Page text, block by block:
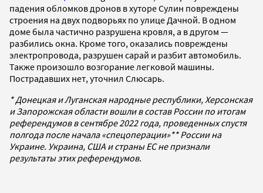
падения обломков дронов в хуторе Сулин повреждены
строения на двух подворьях по улице Дачной. В одном
доме была частично разрушена кровля, а в другом —
разбились окна. Кроме того, оказались повреждены
электропровода, разрушен сарай и разбит автомобиль.
Также произошло возгорание легковой машины.
Пострадавших нет, уточнил Слюсарь.
* Донецкая и Луганская народные республики, Херсонская
и Запорожская области вошли в состав России по итогам
референдумов в сентябре 2022 года, проведенных спустя
полгода после начала «спецоперации»** России на
Украине. Украина, США и страны ЕС не признали
результаты этих референдумов.